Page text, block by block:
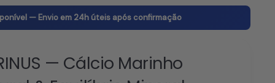
— Envio em 24h úteis após confirmação
— Cálcio Marinho